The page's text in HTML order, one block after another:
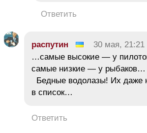
Ответить
распутин 30 мая, 21:21
…самые высокие — у
самые низкие — у рыбаков…
Бедные водолазы! Их даже
в список…
Ответить